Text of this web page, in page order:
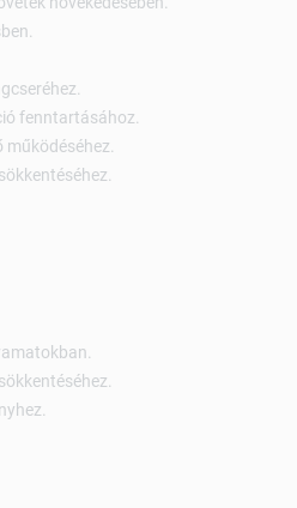
fenntartásához.
működéséhez.